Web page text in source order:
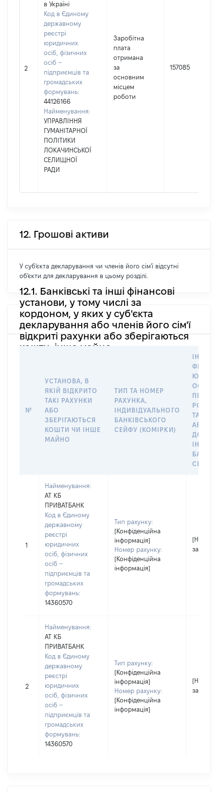
2
в Україні
Код в Єдиному
державному
реєстрі
юридичних
осіб, фізичних
осіб –
підприємців та
громадських
формувань:
44126166
Найменування:
УПРАВЛІННЯ
ГУМАНІТАРНОЇ
ПОЛІТИКИ
ЛОКАЧИНСЬКОЇ
СЕЛИЩНОЇ
РАДИ
Заробітна
плата
отримана
за
основним
місцем
роботи
157085
12. Грошові активи
У суб'єкта декларування чи членів його сім'ї відсутні
об'єкти для декларування в цьому розділі.
12.1. Банківські та інші фінансові
установи, у тому числі за
кордоном, у яких у суб'єкта
декларування або членів його сім'ї
відкриті рахунки або зберігаються
кошти, інше майно
№
УСТАНОВА, В
ЯКІЙ ВІДКРИТО
ТАКІ РАХУНКИ
АБО
ЗБЕРІГАЮТЬСЯ
КОШТИ ЧИ ІНШЕ
МАЙНО
ТИП ТА НОМЕР
РАХУНКА,
ІНДИВІДУАЛЬНОГО
БАНКІВСЬКОГО
СЕЙФУ (КОМІРКИ)
ПРАВО
ТАКИМ
АБО
ДО
СЕЙФУ
1
Найменування:
АТ КБ
ПРИВАТБАНК
Код в Єдиному
державному
реєстрі
юридичних
осіб, фізичних
осіб –
підприємців та
громадських
формувань:
14360570
Тип рахунку:
[Конфіденційна
інформація]
Номер рахунку:
[Конфіденційна
інформація]
[Не
2
Найменування:
АТ КБ
ПРИВАТБАНК
Код в Єдиному
державному
реєстрі
юридичних
осіб, фізичних
осіб –
підприємців та
громадських
формувань:
14360570
Тип рахунку:
[Конфіденційна
інформація]
Номер рахунку:
[Конфіденційна
інформація]
[Не